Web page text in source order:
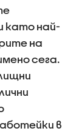
като най-
на
сега.
в